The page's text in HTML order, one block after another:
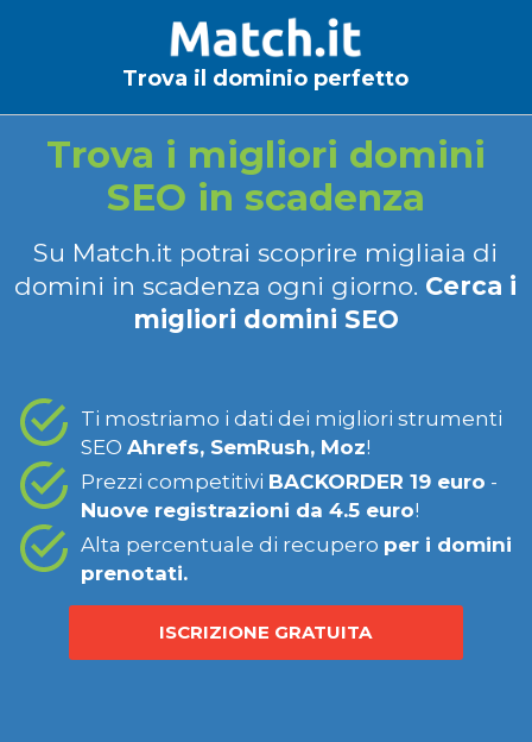
Trova il dominio perfetto
Trova i migliori domini
SEO in scadenza
Su Match.it potrai scoprire migliaia di
domini in scadenza ogni giorno. Cerca i
migliori domini SEO
Ti mostriamo i dati dei migliori strumenti
SEO Ahrefs, SemRush, Moz!
Prezzi competitivi BACKORDER 19 euro -
Nuove registrazioni da 4.5 euro!
Alta percentuale di recupero per i domini
prenotati.
ISCRIZIONE GRATUITA